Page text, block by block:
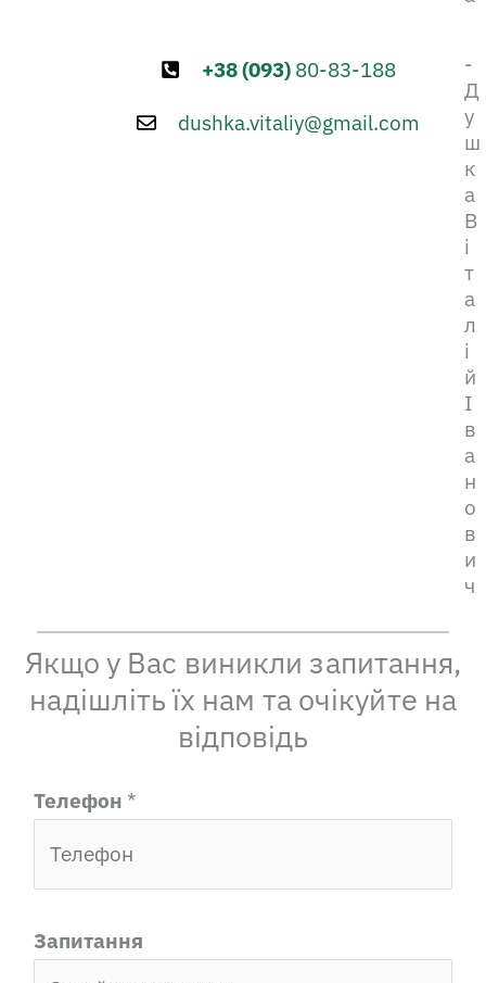
+38 (093)80-83-188
dushka.vitaliy@gmail.com
-
Д
у
ш
к
а
В
і
т
а
л
і
й
І
в
а
н
о
в
и
ч
Якщо у Вас виникли запитання,
надішліть їх нам та очікуйте на
відповідь
m
i
l
E
Телефон *
Запитання